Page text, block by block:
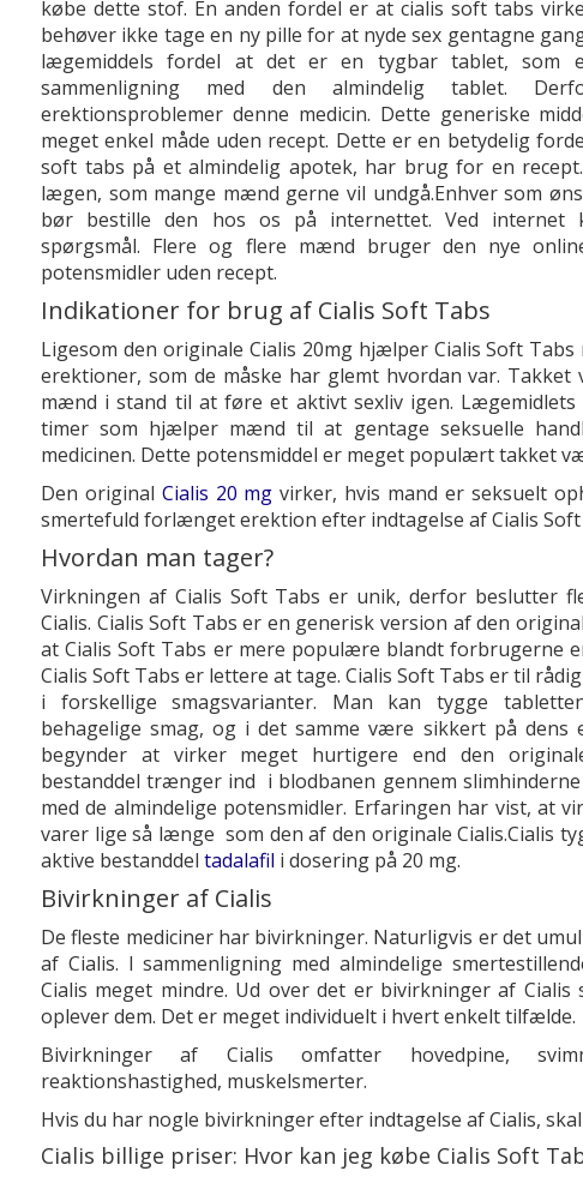
købe dette stof. En anden fordel er at cialis soft tabs
behøver ikke tage en ny pille for at nyde sex gentagne
lægemiddels fordel at det er en tygbar tablet, som
sammenligning med den almindelig tablet.
erektionsproblemer denne medicin. Dette generiske
meget enkel måde uden recept. Dette er en betydelig
soft tabs på et almindelig apotek, har brug for en
lægen, som mange mænd gerne vil undgå.Enhver som
bør bestille den hos os på internettet. Ved internet
spørgsmål. Flere og flere mænd bruger den nye
potensmidler uden recept.
Indikationer for brug af Cialis Soft Tabs
Ligesom den originale Cialis 20mg hjælper Cialis Soft
erektioner, som de måske har glemt hvordan var.
mænd i stand til at føre et aktivt sexliv igen.
timer som hjælper mænd til at gentage seksuelle
medicinen. Dette potensmiddel er meget populært takket
Den original Cialis 20 mg virker, hvis mand er seksuelt
smertefuld forlænget erektion efter indtagelse af Cialis Soft
Hvordan man tager?
Virkningen af Cialis Soft Tabs er unik, derfor beslutter
Cialis. Cialis Soft Tabs er en generisk version af den
at Cialis Soft Tabs er mere populære blandt forbrugerne
Cialis Soft Tabs er lettere at tage. Cialis Soft Tabs er til
i forskellige smagsvarianter. Man kan tygge
behagelige smag, og i det samme være sikkert på dens
begynder at virker meget hurtigere end den
bestanddel trænger ind i blodbanen gennem
med de almindelige potensmidler. Erfaringen har vist, at
varer lige så længe som den af den originale Cialis.Cialis
aktive bestanddel tadalafil i dosering på 20 mg.
Bivirkninger af Cialis
De fleste mediciner har bivirkninger. Naturligvis er det
af Cialis. I sammenligning med almindelige
Cialis meget mindre. Ud over det er bivirkninger af
oplever dem. Det er meget individuelt i hvert enkelt tilfælde.
Bivirkninger af Cialis omfatter hovedpine,
reaktionshastighed, muskelsmerter.
Hvis du har nogle bivirkninger efter indtagelse af Cialis,
Cialis billige priser: Hvor kan jeg købe Cialis Soft